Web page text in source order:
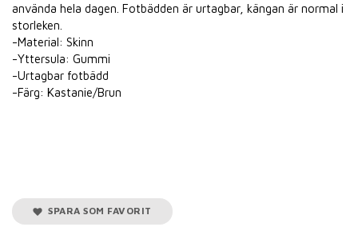
använda hela dagen. Fotbädden är urtagbar, kängan är normal i
storleken.
-Material: Skinn
-Yttersula: Gummi
-Urtagbar fotbädd
-Färg: Kastanie/Brun
SPARA SOM FAVORIT